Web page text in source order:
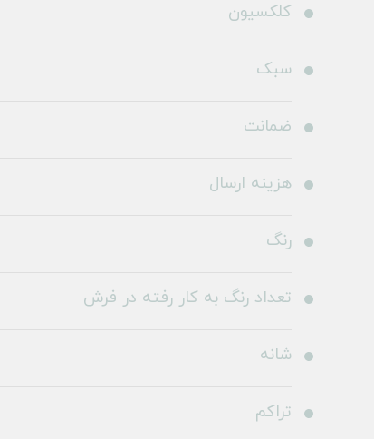
کلکسیون
سبک
ضمانت
هزینه ارسال
رنگ
تعداد رنگ به کار رفته در فرش
شانه
تراکم